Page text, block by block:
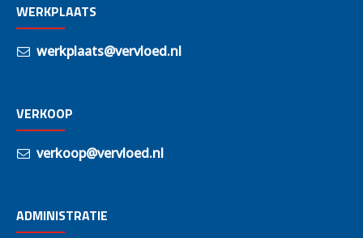
WERKPLAATS
werkplaats@vervloed.nl
VERKOOP
verkoop@vervloed.nl
ADMINISTRATIE